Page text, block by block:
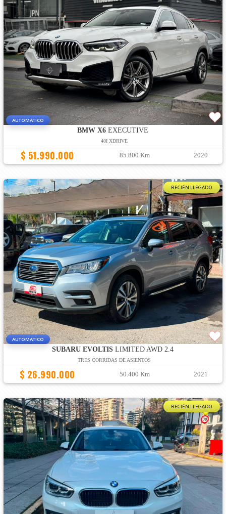
AUTOMATICO
BMW X6 EXECUTIVE
40I XDRIVE
$ 51.990.000 85.800 Km 2020
RECIÉN LLEGADO
AUTOMATICO
SUBARU EVOLTIS LIMITED AWD 2.4
TRES CORRIDAS DE ASIENTOS
$ 26.990.000 50.400 Km 2021
RECIÉN LLEGADO